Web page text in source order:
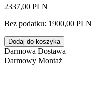
2337,00 PLN
Bez podatku: 1900,00 PLN
Dodaj do koszyka
Darmowa Dostawa
Darmowy Montaż